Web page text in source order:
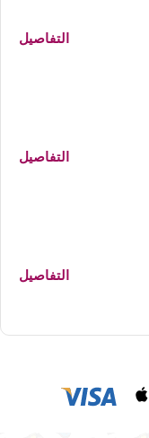
التفاصيل
التفاصيل
التفاصيل